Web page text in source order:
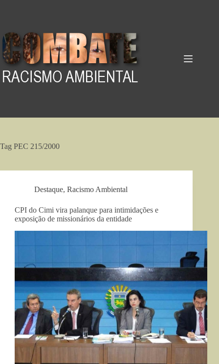
Tag PEC 215/2000
Destaque, Racismo Ambiental
CPI do Cimi vira palanque para intimidações e
exposição de missionários da entidade